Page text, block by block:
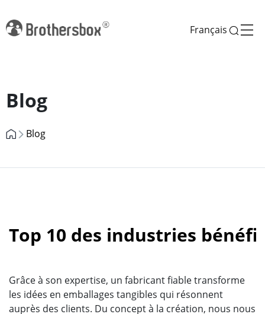
Français
Blog
Blog
Top 10 des industries
Grâce à son expertise, un fabricant fiable transforme
les idées en emballages tangibles qui résonnent
auprès des clients. Du concept à la création, nous nous